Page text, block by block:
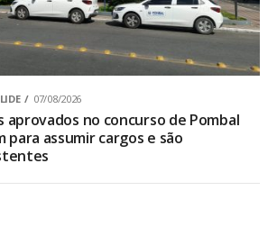
07/08/2026
aprovados no concurso de Pombal
para assumir cargos e são